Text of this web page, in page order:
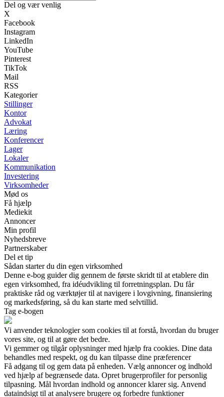
Del og vær venlig
X
Facebook
Instagram
LinkedIn
YouTube
Pinterest
TikTok
Mail
RSS
Kategorier
Stillinger
Kontor
Advokat
Læring
Konferencer
Lager
Lokaler
Kommunikation
Investering
Virksomheder
Mød os
Få hjælp
Mediekit
Annoncer
Min profil
Nyhedsbreve
Partnerskaber
Del et tip
Sådan starter du din egen virksomhed
Denne e-bog guider dig gennem de første skridt til at etablere din
egen virksomhed, fra idéudvikling til forretningsplan. Du får
praktiske råd og værktøjer til at navigere i lovgivning, finansiering
og markedsføring, så du kan starte med selvtillid.
Tag e-bogen
Vi anvender teknologier som cookies til at forstå, hvordan du bruger
vores site, og til at gøre det bedre.
Vi gemmer og tilgår oplysninger med hjælp fra cookies. Dine data
behandles med respekt, og du kan tilpasse dine præferencer
Få adgang til og gem data på enheden. Vælg annoncer og indhold
ved hjælp af begrænsede data. Opret brugerprofiler for personlig
tilpasning. Mål hvordan indhold og annoncer klarer sig. Anvend
dataindsigt til at analysere brugere og forbedre funktioner